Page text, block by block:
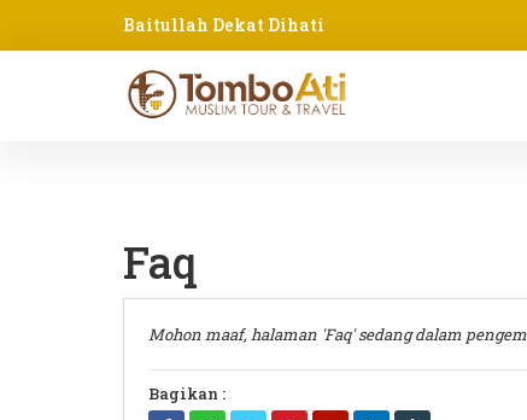
Baitullah Dekat Dihati
Faq
Mohon maaf, halaman 'Faq' sedang dalam
Bagikan :